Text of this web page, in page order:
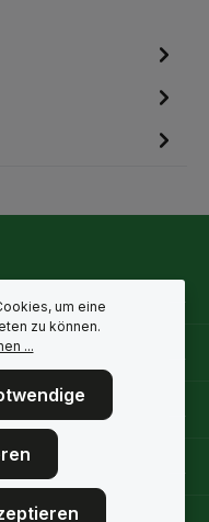
um eine
zu können.
...